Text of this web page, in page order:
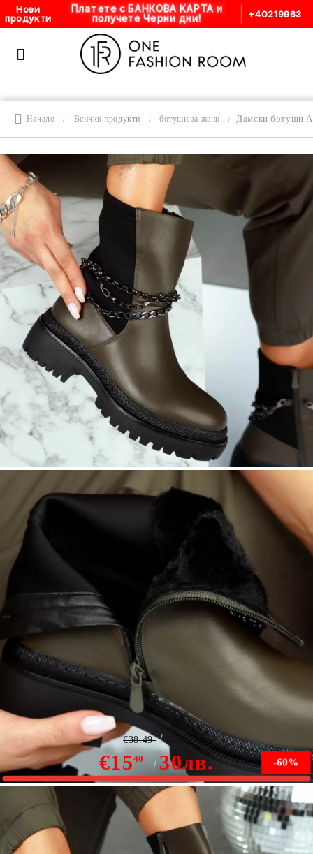
Нови
продукти
Платете с БАНКОВА КАРТА и
получете Черни дни! +40219963
Начало Всички продукти ботуши за жени Дамски ботуши
Дамски ботуши Amara зелено #7507M
-60%
€1540 30лв.
€38.49 75лв.
В наличност
Размер на обувки: Таблица с размери